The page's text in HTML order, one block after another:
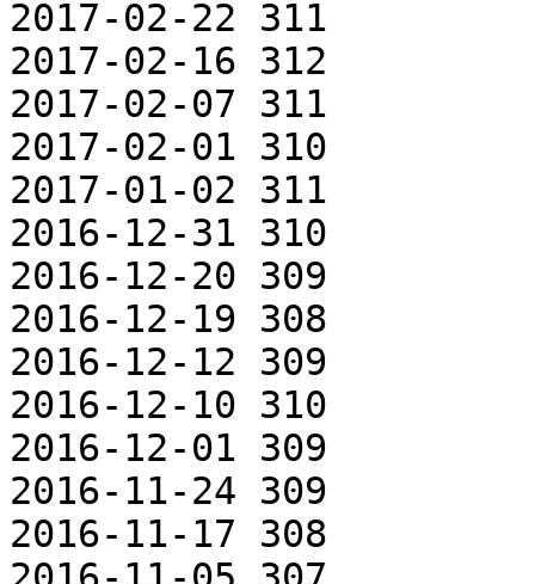
2017-02-22 311
2017-02-16 312
2017-02-07 311
2017-02-01 310
2017-01-02 311
2016-12-31 310
2016-12-20 309
2016-12-19 308
2016-12-12 309
2016-12-10 310
2016-12-01 309
2016-11-24 309
2016-11-17 308